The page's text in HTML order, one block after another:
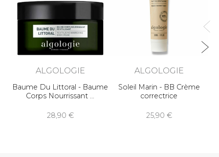
ALGOLOGIE
Baume Du Littoral - Baume
Corps Nourrissant
28,90
ALGOLOGIE
Soleil Marin - BB Crème
correctrice
25,90